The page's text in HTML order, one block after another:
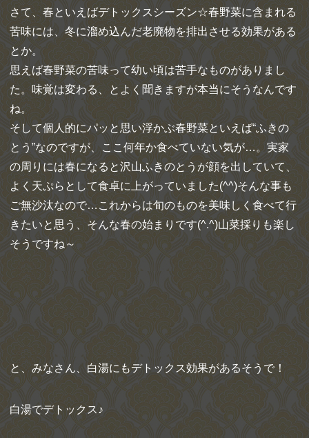
さて、春といえばデトックスシーズン☆春野菜に含まれる
苦味には、冬に溜め込んだ老廃物を排出させる効果がある
とか。
思えば春野菜の苦味って幼い頃は苦手なものがありまし
た。味覚は変わる、とよく聞きますが本当にそうなんです
ね。
そして個人的にパッと思い浮かぶ春野菜といえば“ふきの
とう”なのですが、ここ何年か食べていない気が…。実家
の周りには春になると沢山ふきのとうが顔を出していて、
よく天ぷらとして食卓に上がっていました(^^)そんな事も
ご無沙汰なので…これからは旬のものを美味しく食べて行
きたいと思う、そんな春の始まりです(^.^)山菜採りも楽し
そうですね～
と、みなさん、白湯にもデトックス効果があるそうで！
白湯でデトックス♪